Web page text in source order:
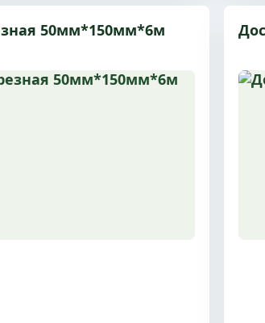
м, 2 сорт, с доставкой по
50мм*150мм*6м